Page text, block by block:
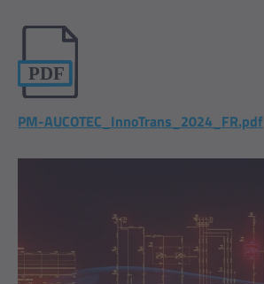
PM-AUCOTEC_InnoTrans_2024_FR.pdf